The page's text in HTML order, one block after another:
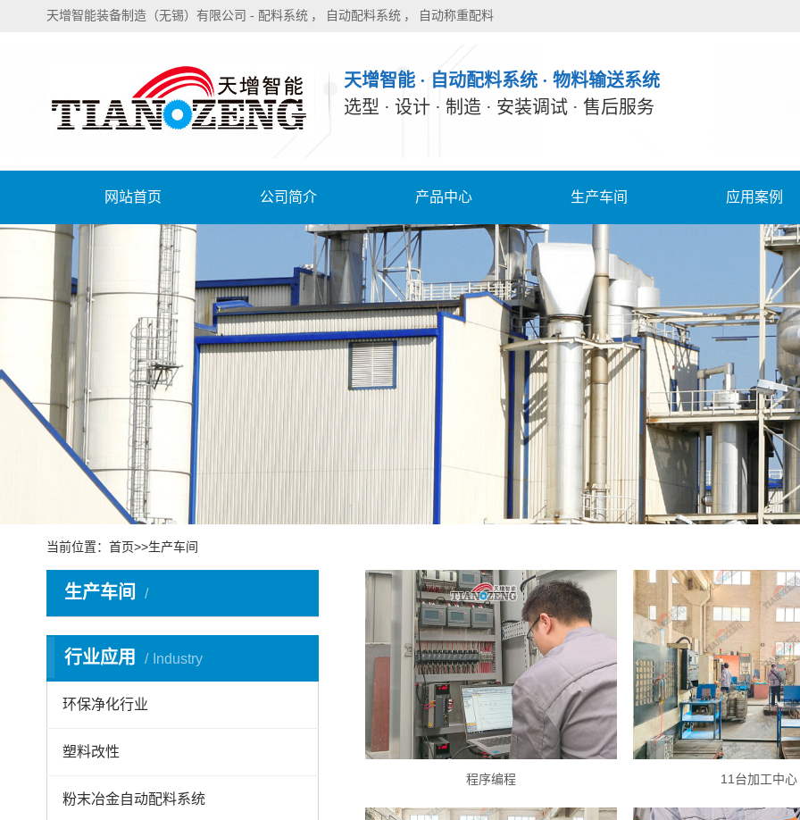
天增智能装备制造（无锡）有限公司 - 配料系统 自动配料系统 自动称重配料
天增智能 · 自动配料系统 · 物料输送系统
选型 · 设计 · 制造 · 安装调试 · 售后服务
网站首页 公司简介 产品中心 生产车间 应用案例
当前位置： 首页>>生产车间
生产车间
行业应用 Industry
I
环保净化行业
塑料改性
粉末冶金自动配料系统
程序编程 11台加工中心